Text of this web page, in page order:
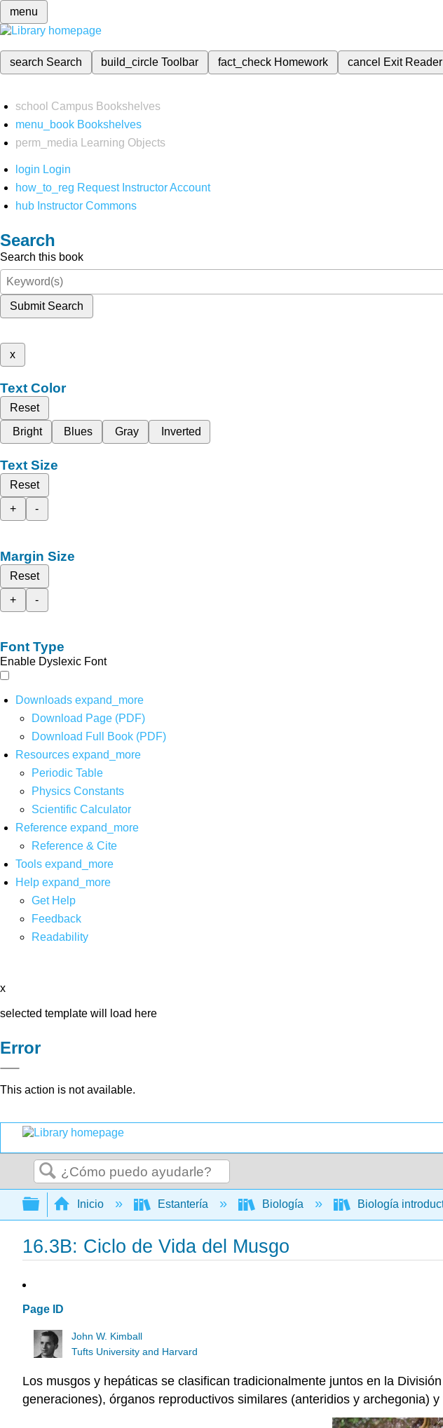
menu
search Search build_circleToolbar fact_check Homework cancel Exit
school Campus Bookshelves
menu_book Bookshelves
perm_media
Learning Objects
login Login
how_to_reg Request Instructor Account
hub Instructor Commons
Search
Search this book
Submit Search
x
Text Color
Reset
Bright
Blues Gray Inverted
Text Size
Reset
+
-
Margin Size
Reset
+
-
Font Type
Enable Dyslexic Font
Downloads expand_more
Download Page (PDF)
Download Full Book (PDF)
Resources expand_more
Periodic Table
Physics Constants
Scientific Calculator
Reference expand_more
Reference & Cite
Tools expand_more
Help expand_more
Get Help
Feedback
Readability
x
selected template will load here
Error
This action is not available.
Buscar
Expandir/contraer jerarquía global
Inicio Estantería Biología Biología
16.3B: Ciclo de Vida del Musgo
Page ID
John W. Kimball
Tufts University and Harvard
Los musgos y hepáticas se clasifican tradicionalmente juntos en la
generaciones), órganos reproductivos similares (anteridios y archegonia)